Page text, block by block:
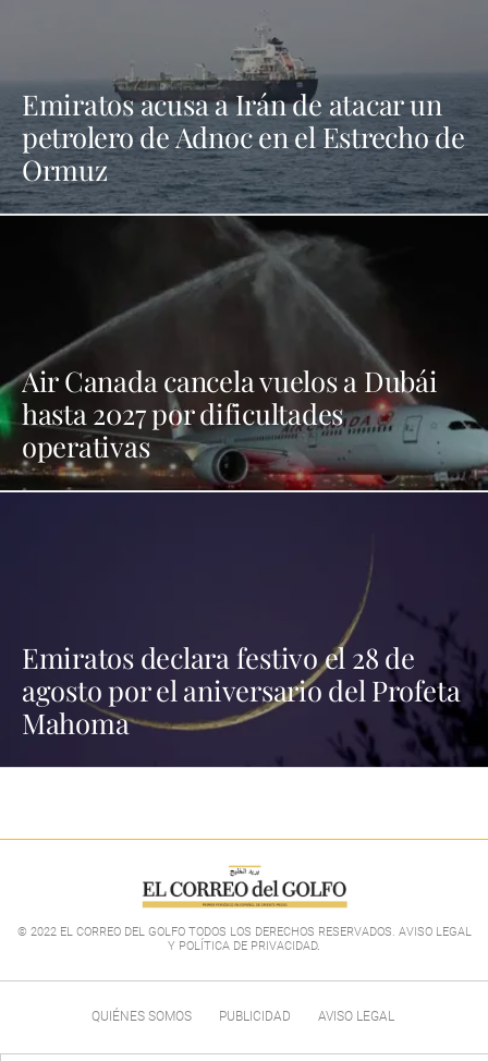
Emiratos acusa a Irán de atacar un
petrolero de Adnoc en el Estrecho de
Ormuz
Air Canada cancela vuelos a Dubái
hasta 2027 por dificultades
operativas
Emiratos declara festivo el 28 de
agosto por el aniversario del Profeta
Mahoma
© 2022 EL CORREO DEL GOLFO TODOS LOS DERECHOS RESERVADOS. AVISO LEGAL
Y POLÍTICA DE PRIVACIDAD.
QUIÉNES SOMOS PUBLICIDAD AVISO LEGAL